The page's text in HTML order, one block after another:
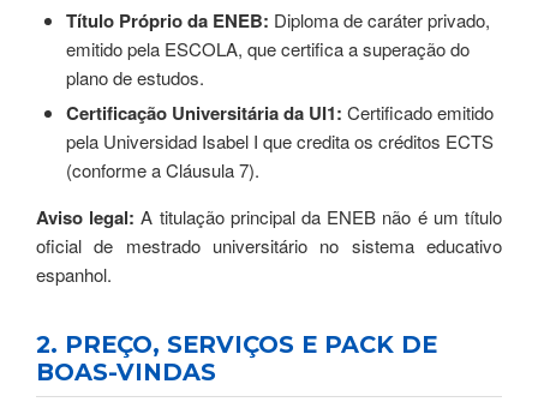
Título Próprio da ENEB: Diploma de caráter privado,
emitido pela ESCOLA, que certifica a superação do
plano de estudos.
Certificação Universitária da UI1: Certificado emitido
pela Universidad Isabel I que credita os créditos ECTS
(conforme a Cláusula 7).
Aviso legal: A titulação principal da ENEB não é um título
oficial de mestrado universitário no sistema educativo
espanhol.
2. PREÇO, SERVIÇOS E PACK DE
BOAS-VINDAS